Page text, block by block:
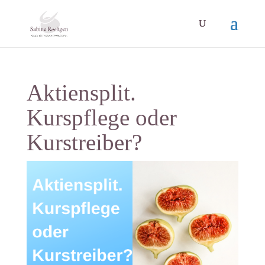
Aktiensplit.
Kurspflege oder
Kurstreiber?